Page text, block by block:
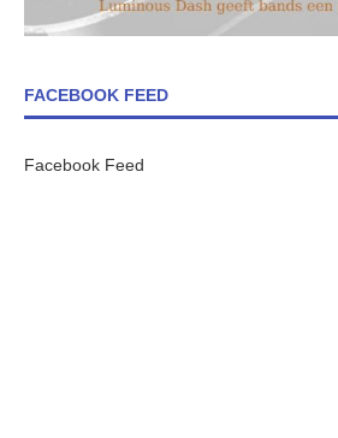
FACEBOOK FEED
Facebook Feed